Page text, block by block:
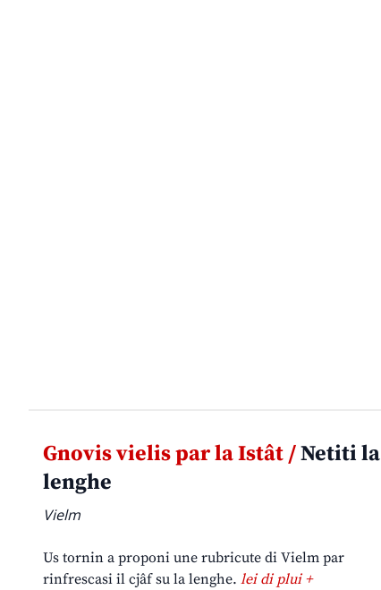
Gnovis vielis par la Istât /Netiti la
lenghe
Vielm
Us tornin a proponi une rubricute di Vielm par
rinfrescasi il cjâf su la lenghe. lei di plui +